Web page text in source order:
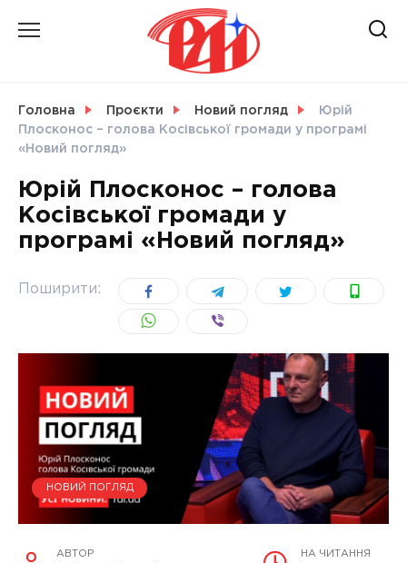
СВІТ
УКРАЇНА
Головна Проєкти Новий погляд
Юрій
Плосконос – голова Косівської громади у програмі
«Новий погляд»
Юрій Плосконос – голова
Косівської громади у
програмі «Новий погляд»
Поширити:
НОВИЙ ПОГЛЯД
АВТОР НА ЧИТАННЯ